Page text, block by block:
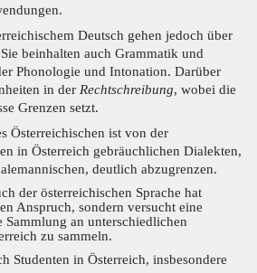
Deutsch gehen jedoch über
beinhalten auch Grammatik und
Phonologie und Intonation. Darüber
in der Rechtschreibung, wobei die
Grenzen setzt.
Österreichischen ist von der
in Österreich gebräuchlichen Dialekten,
deutlich abzugrenzen.
der österreichischen Sprache hat
Anspruch, sondern versucht eine
an unterschiedlichen
zu sammeln.
Studenten in Österreich, insbesondere